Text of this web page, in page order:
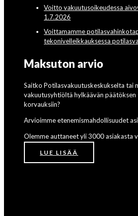
Voitto vakuutusoikeudessa
1.7.2026
Voittamamme
tekonivelleikkauksessa
Maksuton arvio
Saitko Potilasvakuutuskeskukselta tai
vakuutusyhtiöltä hylkäävän
korvauksiin?
Arvioimme etenemismahdollisuudet
Olemme auttaneet yli 3000 asiakasta
LUE LISÄÄ